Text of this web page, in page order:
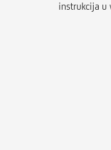
instrukcija u